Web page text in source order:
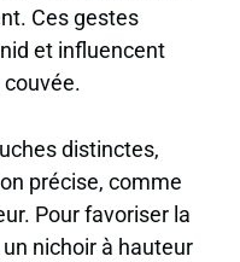
Ces gestes
et influencent
distinctes,
précise, comme
Pour favoriser la
nichoir à hauteur